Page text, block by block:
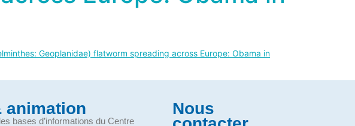
Geoplanidae) flatworm spreading across Europe: Obama in
animation
bases d’informations du Centre
Nous